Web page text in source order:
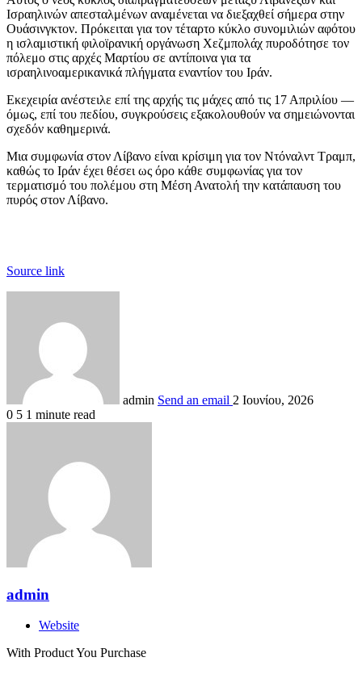
Ισραηλινών απεσταλμένων αναμένεται να διεξαχθεί σήμερα στην
Ουάσινγκτον. Πρόκειται για τον τέταρτο κύκλο συνομιλιών αφότου
η ισλαμιστική φιλοϊρανική οργάνωση Χεζμπολάχ πυροδότησε τον
πόλεμο στις αρχές Μαρτίου σε αντίποινα για τα
ισραηλινοαμερικανικά πλήγματα εναντίον του Ιράν.
Εκεχειρία ανέστειλε επί της αρχής τις μάχες από τις 17 Απριλίου —
όμως, επί του πεδίου, συγκρούσεις εξακολουθούν να σημειώνονται
σχεδόν καθημερινά.
Μια συμφωνία στον Λίβανο είναι κρίσιμη για τον Ντόναλντ Τραμπ,
καθώς το Ιράν έχει θέσει ως όρο κάθε συμφωνίας για τον
τερματισμό του πολέμου στη Μέση Ανατολή την κατάπαυση του
πυρός στον Λίβανο.
Source link
admin Send an email 2 Ιουνίου, 2026
0 5 1 minute read
admin
Website
With Product You Purchase